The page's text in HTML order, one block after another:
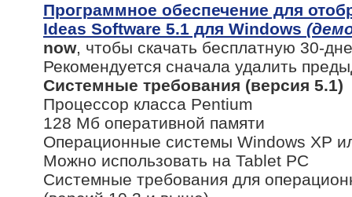
Программное обеспечение для
Ideas Software 5.1 для Windows
now, чтобы скачать бесплатную 30-
Рекомендуется сначала удалить
Системные требования (версия 5.1)
Процессор класса Pentium
128 Мб оперативной памяти
Операционные системы Windows XP
Можно использовать на Tablet PC
Системные требования для